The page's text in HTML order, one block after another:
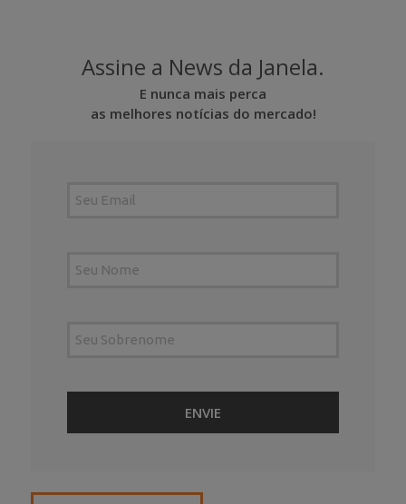
Assine a News da Janela.
E nunca mais perca
as melhores notícias do mercado!